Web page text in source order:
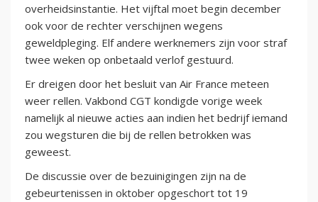
overheidsinstantie. Het vijftal moet begin december
ook voor de rechter verschijnen wegens
geweldpleging. Elf andere werknemers zijn voor straf
twee weken op onbetaald verlof gestuurd.
Er dreigen door het besluit van Air France meteen
weer rellen. Vakbond CGT kondigde vorige week
namelijk al nieuwe acties aan indien het bedrijf iemand
zou wegsturen die bij de rellen betrokken was
geweest.
De discussie over de bezuinigingen zijn na de
gebeurtenissen in oktober opgeschort tot 19